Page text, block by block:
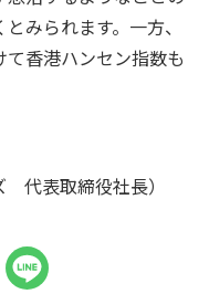
みられます。一方、
香港ハンセン指数も
代表取締役社長）